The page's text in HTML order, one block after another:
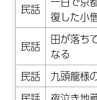
民話
復した小
民話
田が落ち
なる
民話
九頭龍様